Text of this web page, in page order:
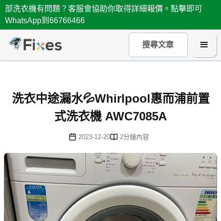
部洗衣機有問題？客服會協助你取得詳細報價。點擊即可
WhatsApp到66766466
洗衣中途漏水💦Whirlpool惠而浦前置
式洗衣機 AWC7085A
2023-12-20 2分鐘內容